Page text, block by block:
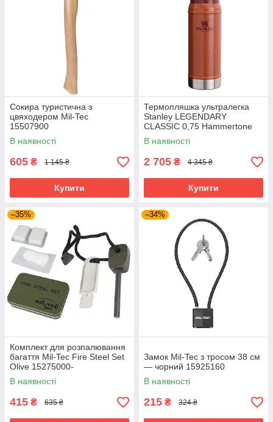
Сокира туристична з
цвяходером Mil-Tec
15507900
В наявності
605 ₴ 1 145 ₴
Купити
Термопляшка ультралегка
Stanley LEGENDARY
CLASSIC 0,75 Hammertone
Clay 10-01612-065
В наявності
2 705 ₴ 4 345 ₴
Купити
–35%
Комплект для розпалювання
багаття Mil-Tec Fire Steel Set
Olive 15275000-
В наявності
415 ₴ 635 ₴
–34%
Замок Mil-Tec з тросом 38 см
— чорний 15925160
В наявності
215 ₴ 324 ₴